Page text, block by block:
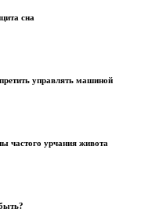
сна
управлять машиной
частого урчания живота